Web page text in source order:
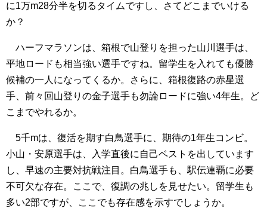
に1万m28分半を切るタイムですし、さてどこまでいける
か？
ハーフマラソンは、箱根で山登りを担った山川選手は、
平地ロードも相当強い選手ですね。留学生を入れても優勝
候補の一人になってくるか。さらに、箱根復路の赤星選
手、前々回山登りの金子選手も勿論ロードに強い4年生。ど
こまでやれるか。
5千mは、復活を期す白鳥選手に、期待の1年生コンビ。
小山・安原選手は、入学直後に自己ベストを出しています
し、早速の主要対抗戦注目。白鳥選手も、駅伝連覇に必要
不可欠な存在。ここで、復調の兆しを見せたい。留学生も
多い2部ですが、ここでも存在感を示すでしょうか。